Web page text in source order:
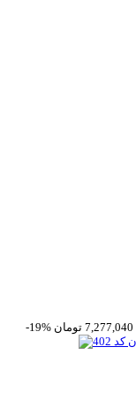
-19%
7,277,040 تومان